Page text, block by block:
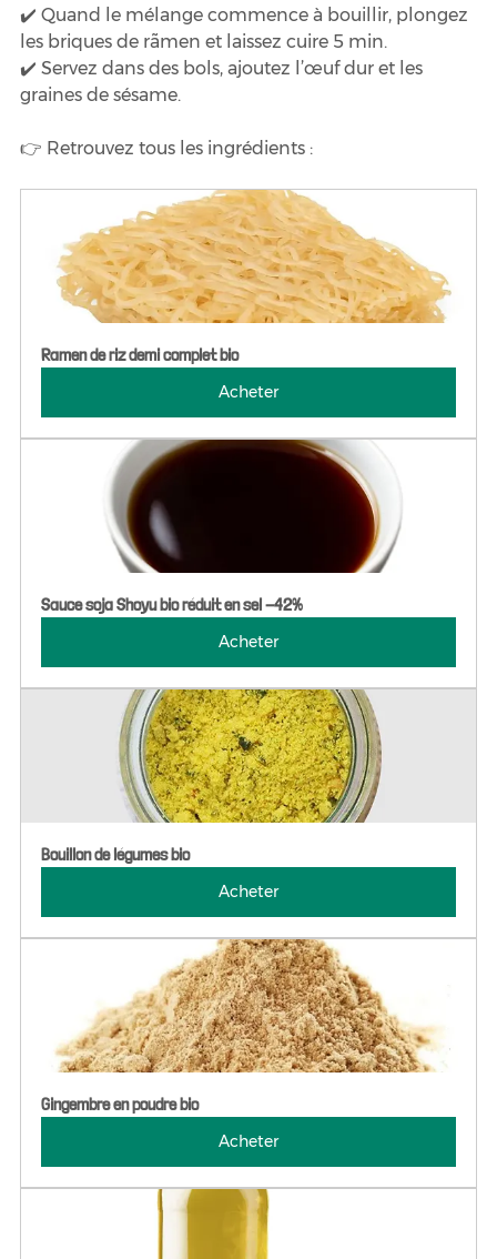
✔️ Quand le mélange commence à bouillir, plongez
les briques de rãmen et laissez cuire 5 min.
✔️ Servez dans des bols, ajoutez l’œuf dur et les
graines de sésame.
👉 Retrouvez tous les ingrédients :
Ramen de riz demi complet bio
Acheter
Sauce soja Shoyu bio réduit en sel -42%
Acheter
Bouillon de légumes bio
Acheter
Gingembre en poudre bio
Acheter